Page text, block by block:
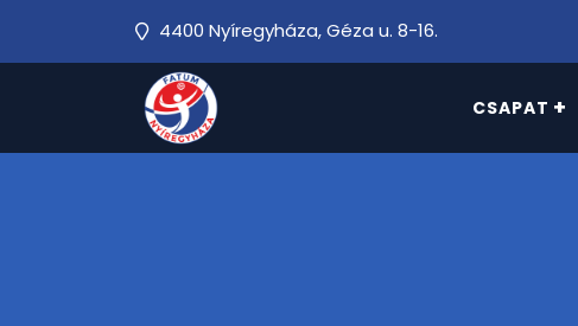
4400 Nyíregyháza, Géza u. 8-16.
CSAPAT